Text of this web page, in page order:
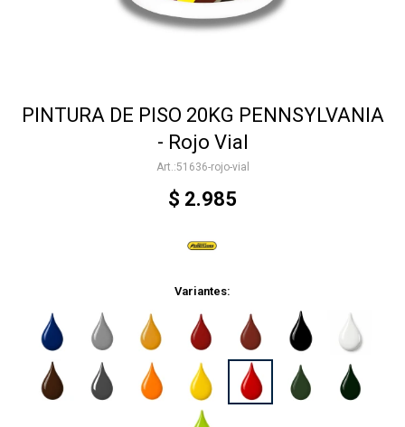
PINTURA DE PISO 20KG PENNSYLVANIA
- Rojo Vial
51636-rojo-vial
$ 2.985
Variantes:
Varios
Trabaja con nosotros